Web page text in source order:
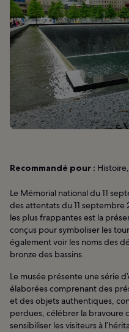
Recommandé pour :
Le Mémorial national du 11
des attentats du 11 septembre
les plus frappantes est la
conçus pour symboliser les
également voir les noms des
bronze des bassins.
Le musée présente une série
élaborées comprenant des
et des objets authentiques,
perdues, célébrer la bravoure
sensibiliser les visiteurs à